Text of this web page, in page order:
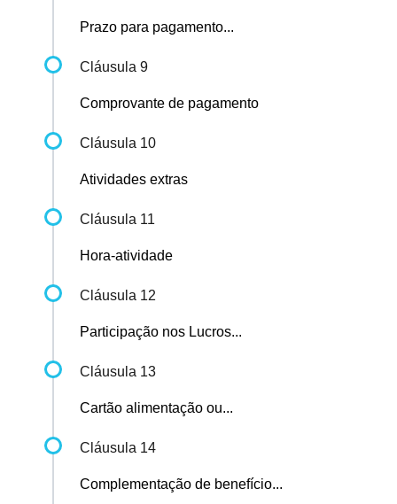
Prazo para pagamento...
Cláusula 9
Comprovante de pagamento
Cláusula 10
Atividades extras
Cláusula 11
Hora-atividade
Cláusula 12
Participação nos Lucros...
Cláusula 13
Cartão alimentação ou...
Cláusula 14
Complementação de benefício...